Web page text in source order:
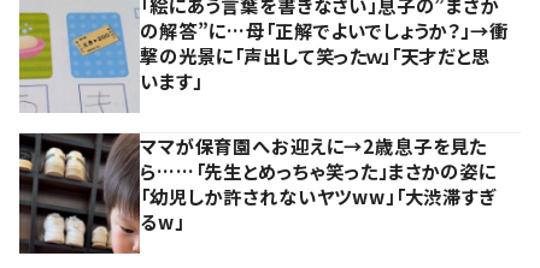
の解答”に…母「正解でよいでしょうか？」→衝
撃の光景に「声出して笑ったｗ」「天才だと思
います」
ママが保育園へお迎えに→2歳息子を見た
ら……「先生とめっちゃ笑った」まさかの姿に
「幼児しか許されないヤツww」「大渋滞すぎ
るw」